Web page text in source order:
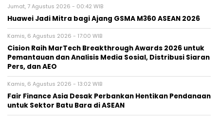
Jumat, 7 Agustus 2026 - 00:42 WIB
Huawei Jadi Mitra bagi Ajang GSMA M360 ASEAN 2026
Kamis, 6 Agustus 2026 - 17:00 WIB
Cision Raih MarTech Breakthrough Awards 2026 untuk
Pemantauan dan Analisis Media Sosial, Distribusi Siaran
Pers, dan AEO
Kamis, 6 Agustus 2026 - 13:02 WIB
Fair Finance Asia Desak Perbankan Hentikan Pendanaan
untuk Sektor Batu Bara di ASEAN